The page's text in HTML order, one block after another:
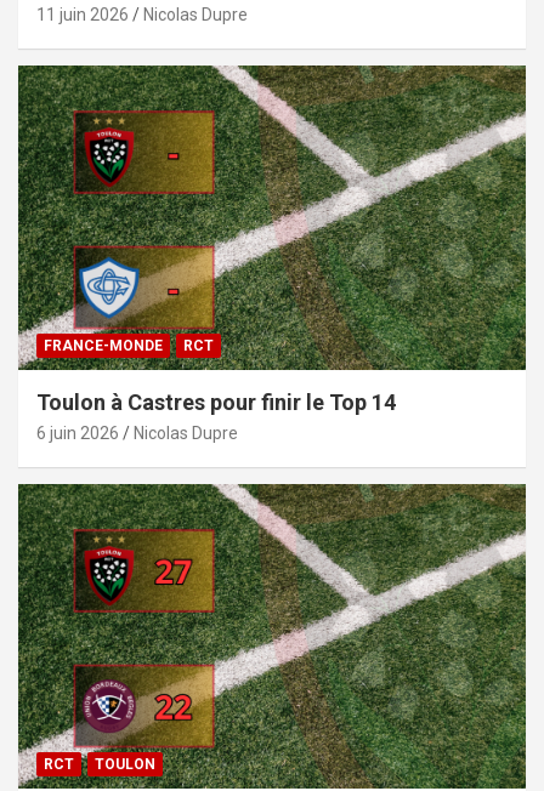
11 juin 2026 Nicolas Dupre
FRANCE-MONDE RCT
Toulon à Castres pour finir le Top 14
6 juin 2026 Nicolas Dupre
RCT TOULON